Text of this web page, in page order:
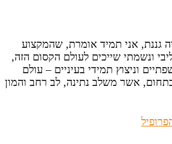
גננת, אני תמיד אומרת, שהמקצוע
ונשמתי שייכים לעולם הקסום הזה,
וניצוץ תמידי בעיניים – עולם
אשר משלב נתינה, לב רחב והמון